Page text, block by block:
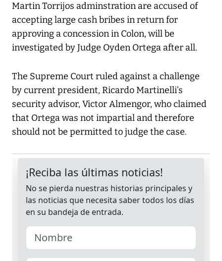
Martin Torrijos adminstration are accused of
accepting large cash bribes in return for
approving a concession in Colon, will be
investigated by Judge Oyden Ortega after all.
The Supreme Court ruled against a challenge
by current president, Ricardo Martinelli’s
security advisor, Victor Almengor, who claimed
that Ortega was not impartial and therefore
should not be permitted to judge the case.